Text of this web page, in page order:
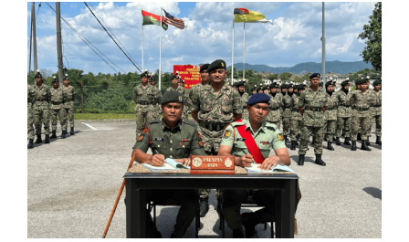
View
Larger
Image